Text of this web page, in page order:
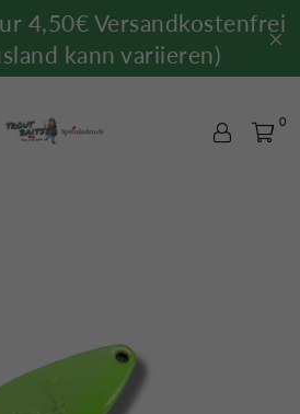
4,50€ Versandkostenfrei
kann variieren)
0